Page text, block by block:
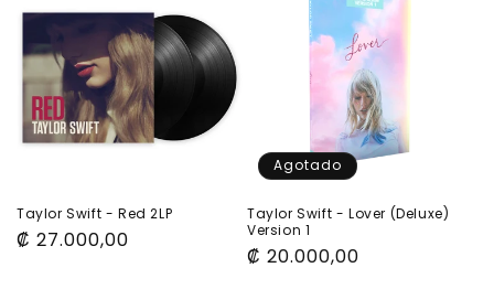
Taylor Swift - Red 2LP
Precio
₡ 27.000,00
Agotado
Taylor Swift - Lover (Deluxe)
Version 1
Precio
₡ 20.000,00